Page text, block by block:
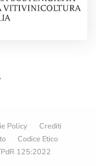
Policy
Crediti
Codice Etico
125:2022